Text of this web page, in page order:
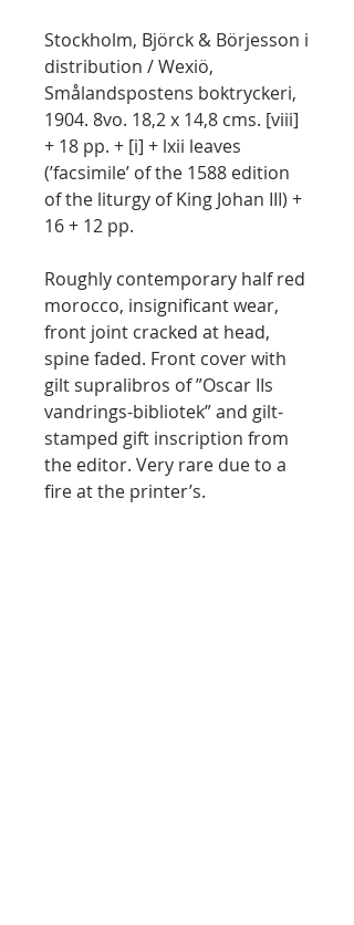
Stockholm, Björck & Börjesson i
distribution / Wexiö,
Smålandspostens boktryckeri,
1904. 8vo. 18,2 x 14,8 cms. [viii]
+ 18 pp. + [i] + lxii leaves
(’facsimile’ of the 1588 edition
of the liturgy of King Johan III) +
16 + 12 pp.
Roughly contemporary half red
morocco, insignificant wear,
front joint cracked at head,
spine faded. Front cover with
gilt supralibros of ”Oscar IIs
vandrings-bibliotek” and gilt-
stamped gift inscription from
the editor. Very rare due to a
fire at the printer’s.